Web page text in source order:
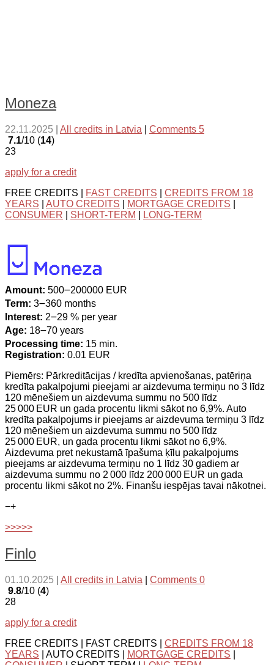
Moneza
22.11.2025 All credits in Latvia
Comments 5
7.1/10 (14)
23
apply for a credit
FREE CREDITS |
FAST CREDITS
CREDITS FROM 18
YEARS
AUTO CREDITS MORTGAGE CREDITS
CONSUMER
SHORT-TERM LONG-TERM
Amount: 500౼200000 EUR
Term: 3౼360 months
Interest: 2౼29 % per year
Age: 18౼70 years
Processing time: 15 min.
Registration: 0.01 EUR
Piemērs: Pārkreditācijas / kredīta apvienošanas, patēriņa
kredīta pakalpojumi pieejami ar aizdevuma termiņu no 3 līdz
120 mēnešiem un aizdevuma summu no 500 līdz
25 000 EUR un gada procentu likmi sākot no 6,9%. Auto
kredīta pakalpojums ir pieejams ar aizdevuma termiņu 3 līdz
120 mēnešiem un aizdevuma summu no 500 līdz
25 000 EUR, un gada procentu likmi sākot no 6,9%.
Aizdevuma pret nekustamā īpašuma ķīlu pakalpojums
pieejams ar aizdevuma termiņu no 1 līdz 30 gadiem ar
aizdevuma summu no 2 000 līdz 200 000 EUR un gada
procentu likmi sākot no 2%. Finanšu iespējas tavai nākotnei.
−+
>>>>>
Finlo
01.10.2025 All credits in Latvia
Comments 0
9.8/10 (4)
28
apply for a credit
FREE CREDITS | FAST CREDITS | CREDITS FROM 18
YEARS | AUTO CREDITS | MORTGAGE CREDITS